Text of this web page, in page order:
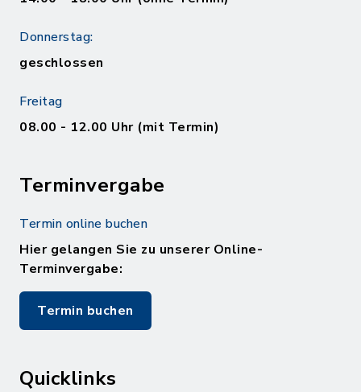
Donnerstag:
geschlossen
Freitag
08.00 - 12.00 Uhr (mit Termin)
Terminvergabe
Termin online buchen
Hier gelangen Sie zu unserer Online-
Terminvergabe:
Termin buchen
Quicklinks